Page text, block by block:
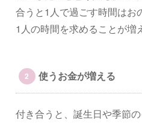
合うと1人で過ごす時間はお
1人の時間を求めることが増
使うお金が増える
付き合うと、誕生日や季節